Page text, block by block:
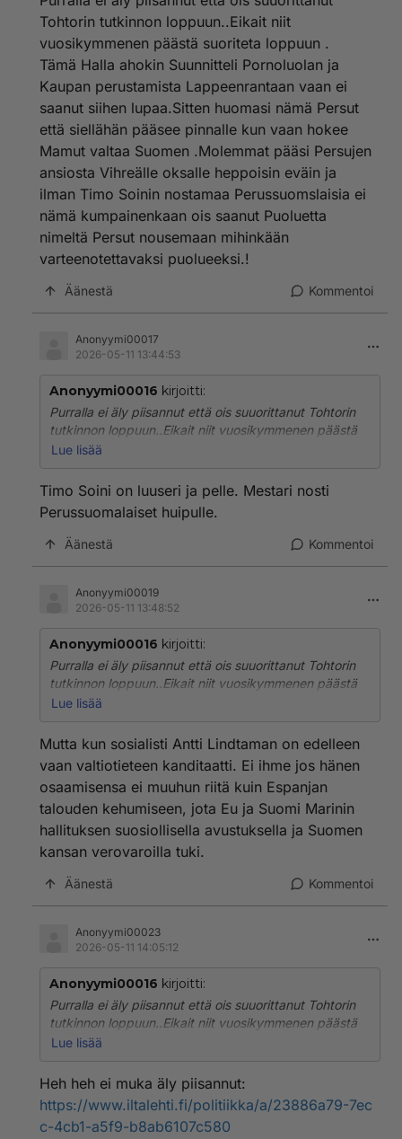
Tohtorin tutkinnon loppuun..Eikait niit
vuosikymmenen päästä suoriteta loppuun .
Tämä Halla ahokin Suunnitteli Pornoluolan ja
Kaupan perustamista Lappeenrantaan vaan ei
saanut siihen lupaa.Sitten huomasi nämä Persut
että siellähän pääsee pinnalle kun vaan hokee
Mamut valtaa Suomen .Molemmat pääsi Persujen
ansiosta Vihreälle oksalle heppoisin eväin ja
ilman Timo Soinin nostamaa Perussuomslaisia ei
nämä kumpainenkaan ois saanut Puoluetta
nimeltä Persut nousemaan mihinkään
varteenotettavaksi puolueeksi.!
Äänestä Kommentoi
Anonyymi00017
2026-05-11 13:44:53
Anonyymi00016 kirjoitti:
Purralla ei äly piisannut että ois suuorittanut Tohtorin
tutkinnon loppuun..Eikait niit vuosikymmenen päästä
suoriteta loppuun .
perustamista Lappeenrantaan vaan ei saanut siihen
lupaa.Sitten huomasi nämä Persut että siellähän
pääsee pinnalle kun vaan hokee Mamut valtaa
Suomen .Molemmat pääsi Persujen ansiosta Vihreälle
oksalle heppoisin eväin ja ilman Timo Soinin nostamaa
Puoluetta nimeltä Persut nousemaan mihinkään
varteenotettavaksi puolueeksi.!
Lue lisää
Timo Soini on luuseri ja pelle. Mestari nosti
Perussuomalaiset huipulle.
Äänestä Kommentoi
Anonyymi00019
2026-05-11 13:48:52
Anonyymi00016 kirjoitti:
Purralla ei äly piisannut että ois suuorittanut Tohtorin
tutkinnon loppuun..Eikait niit vuosikymmenen päästä
suoriteta loppuun .
perustamista Lappeenrantaan vaan ei saanut siihen
pääsee pinnalle kun vaan hokee Mamut valtaa
Suomen .Molemmat pääsi Persujen ansiosta Vihreälle
oksalle heppoisin eväin ja ilman Timo Soinin nostamaa
Perussuomslaisia ei nämä kumpainenkaan ois saanut
Puoluetta nimeltä Persut nousemaan mihinkään
Lue lisää
Mutta kun sosialisti Antti Lindtaman on edelleen
vaan valtiotieteen kanditaatti. Ei ihme jos hänen
osaamisensa ei muuhun riitä kuin Espanjan
talouden kehumiseen, jota Eu ja Suomi Marinin
hallituksen suosiollisella avustuksella ja Suomen
kansan verovaroilla tuki.
Äänestä Kommentoi
Anonyymi00023
2026-05-11 14:05:12
Anonyymi00016 kirjoitti:
Purralla ei äly piisannut että ois suuorittanut Tohtorin
tutkinnon loppuun..Eikait niit vuosikymmenen päästä
suoriteta loppuun .
perustamista Lappeenrantaan vaan ei saanut siihen
lupaa.Sitten huomasi nämä Persut että siellähän
pääsee pinnalle kun vaan hokee Mamut valtaa
Suomen .Molemmat pääsi Persujen ansiosta Vihreälle
Lue lisää
Heh heh ei muka äly piisannut:
https://www.iltalehti.fi/politiikka/a/23886a79-7ec
c-4cb1-a5f9-b8ab6107c580